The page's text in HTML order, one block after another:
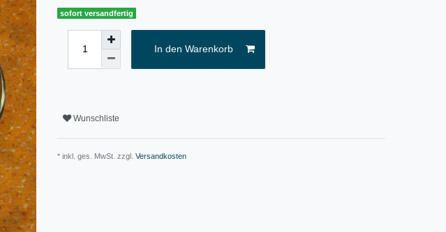
sofort versandfertig
In den Warenkorb
Wunschliste
* inkl. ges. MwSt. zzgl. Versandkosten